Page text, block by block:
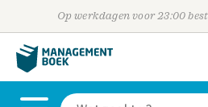
Op werkdagen voor 23:00